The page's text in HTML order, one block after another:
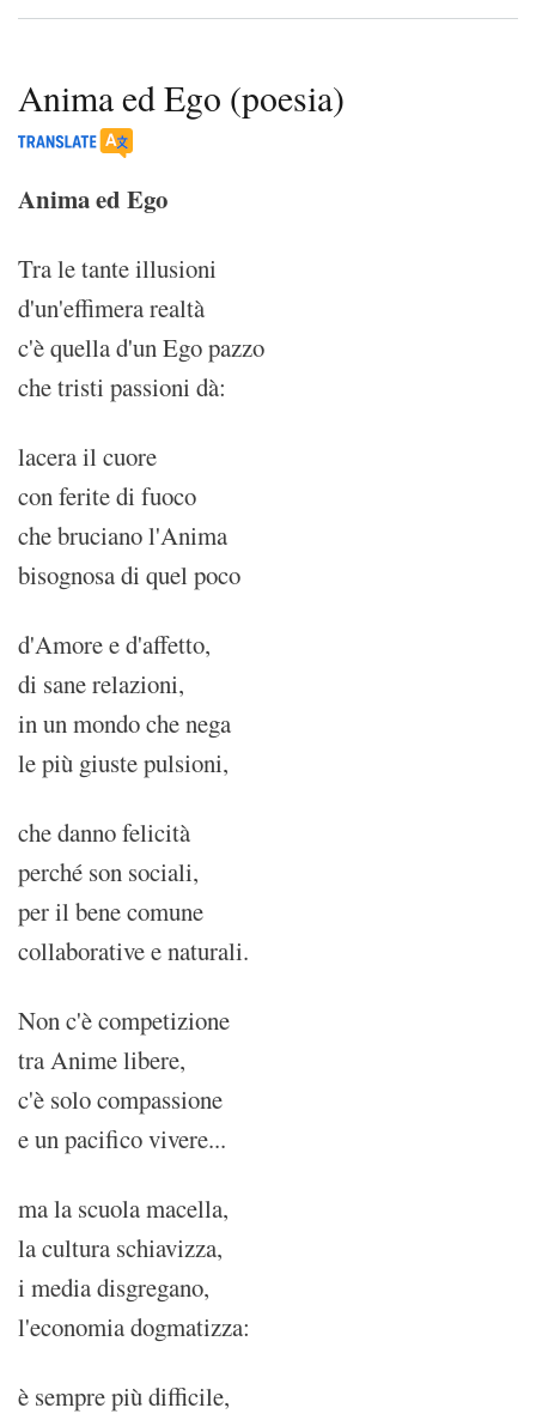
Anima ed Ego (poesia)
Anima ed Ego
Tra le tante illusioni
d'un'effimera realtà
c'è quella d'un Ego pazzo
che tristi passioni dà:
lacera il cuore
con ferite di fuoco
che bruciano l'Anima
bisognosa di quel poco
d'Amore e d'affetto,
di sane relazioni,
in un mondo che nega
le più giuste pulsioni,
che danno felicità
perché son sociali,
per il bene comune
collaborative e naturali.
Non c'è competizione
tra Anime libere,
c'è solo compassione
e un pacifico vivere...
ma la scuola macella,
la cultura schiavizza,
i media disgregano,
l'economia dogmatizza:
è sempre più difficile,